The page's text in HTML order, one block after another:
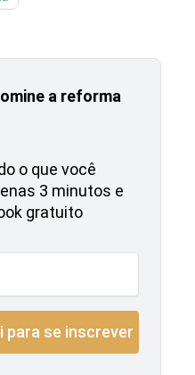
a reforma
o que você
3 minutos e
gratuito